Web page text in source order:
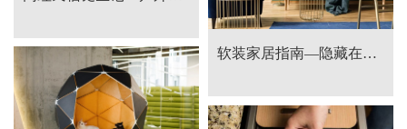
软装家居指南—隐藏在网红爆款下的经典设计